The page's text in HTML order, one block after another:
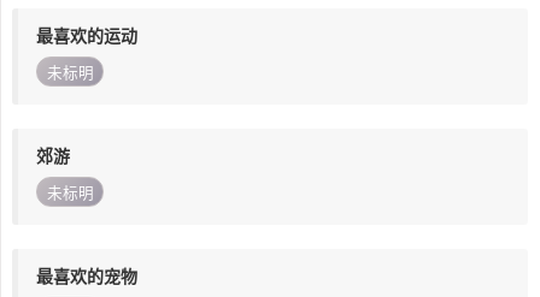
最喜欢的运动
未标明
郊游
未标明
最喜欢的宠物